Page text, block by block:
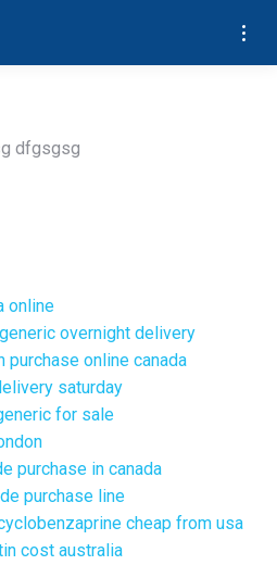
dfgsgsg
online
overnight delivery
purchase online canada
saturday
for sale
purchase in canada
purchase line
cheap from usa
cost australia